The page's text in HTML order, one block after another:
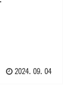
2024.09.04